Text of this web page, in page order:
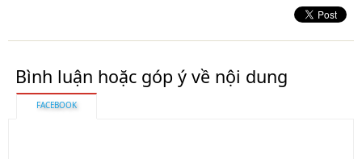
Bình luận hoặc góp ý về nội dung
FACEBOOK